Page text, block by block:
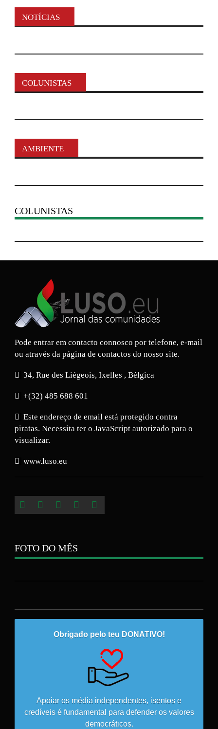
NOTÍCIAS
COLUNISTAS
AMBIENTE
COLUNISTAS
Pode entrar em contacto connosco por telefone, e-mail
ou através da página de contactos do nosso site.
34, Rue des Liégeois, Ixelles , Bélgica
+(32) 485 688 601
Este endereço de email está protegido contra
piratas. Necessita ter o JavaScript autorizado para o
visualizar.
www.luso.eu
FOTO DO MÊS
Obrigado pelo teu DONATIVO!
Apoiar os média independentes, isentos e
credíveis é fundamental para defender os valores
democráticos.